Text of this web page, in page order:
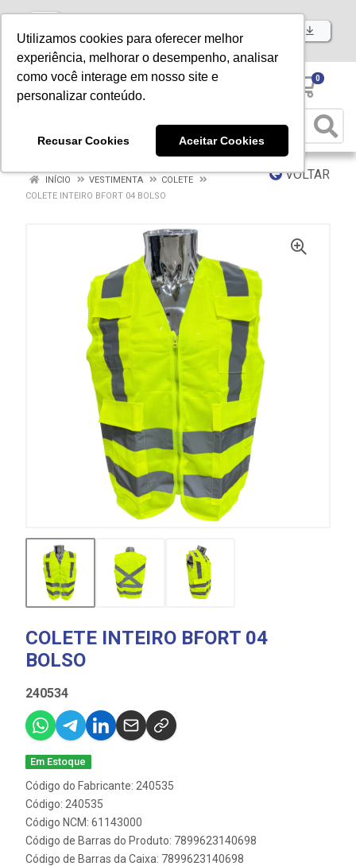
Utilizamos cookies para oferecer melhor
experiência, melhorar o desempenho, analisar
como você interage em nosso site e
personalizar conteúdo.
Recusar Cookies Aceitar Cookies
Baixe já nosso APP
0
VOLTAR
INÍCIO VESTIMENTA
COLETE
COLETE INTEIRO BFORT 04 BOLSO
COLETE INTEIRO BFORT 04
BOLSO
240534
Em Estoque
Código do Fabricante: 240535
Código: 240535
Código NCM: 61143000
Código de Barras do Produto: 7899623140698
Código de Barras da Caixa: 7899623140698